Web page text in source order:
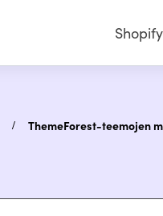
ThemeForest-teemojen